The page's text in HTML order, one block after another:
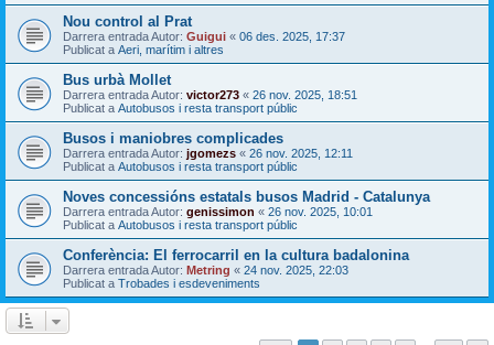
Nou control al Prat
Darrera entrada Autor: Guigui « 06 des. 2025, 17:37
Publicat a Aeri, marítim i altres
Bus urbà Mollet
Darrera entrada Autor: victor273 « 26 nov. 2025, 18:51
Publicat a Autobusos i resta transport públic
Busos i maniobres complicades
Darrera entrada Autor: jgomezs « 26 nov. 2025, 12:11
Publicat a Autobusos i resta transport públic
Noves concessións estatals busos Madrid - Catalunya
Darrera entrada Autor: genissimon « 26 nov. 2025, 10:01
Publicat a Autobusos i resta transport públic
Conferència: El ferrocarril en la cultura badalonina
Darrera entrada Autor: Metring « 24 nov. 2025, 22:03
Publicat a Trobades i esdeveniments